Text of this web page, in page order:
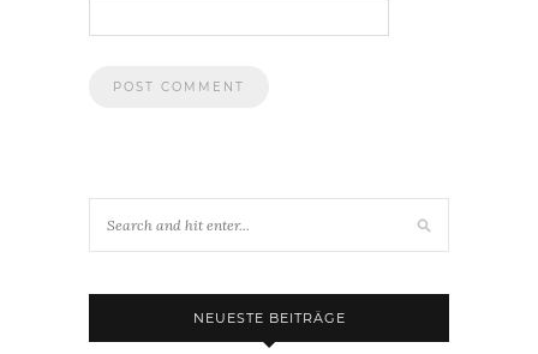
NEUESTE BEITRÄGE